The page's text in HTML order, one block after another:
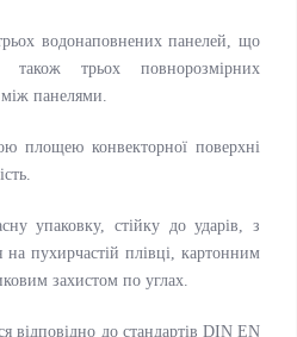
водонаповнених панелей, що
трьох повнорозмірних
між панелями.
площею конвекторної поверхні
упаковку, стійку до ударів, з
на пухирчастій плівці, картонним
захистом по углах.
відповідно до стандартів DIN EN